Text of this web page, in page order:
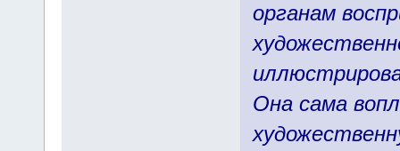
органам
Она сама